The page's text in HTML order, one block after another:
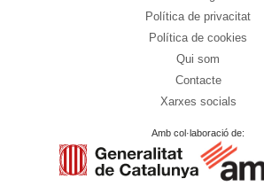
¿Y si pudieras eliminar la cal
esfuerzo?